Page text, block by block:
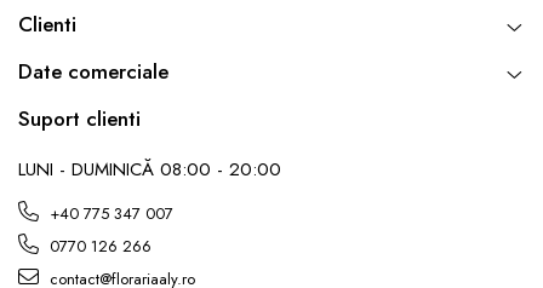
Clienti
Date comerciale
Suport clienti
LUNI - DUMINICĂ 08:00 - 20:00
+40 775 347 007
0770 126 266
contact@florariaaly.ro